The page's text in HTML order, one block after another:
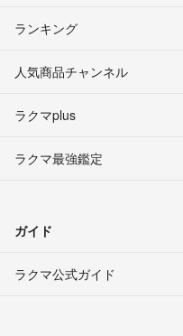
ランキング
人気商品チャンネル
ラクマplus
ラクマ最強鑑定
ガイド
ラクマ公式ガイド